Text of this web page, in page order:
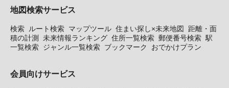
地図検索サービス
検索 ルート検索 マップツール 住まい探し×未来地図
距離・面
積の計測
未来情報ランキング 住所一覧検索 郵便番号検索 駅
一覧検索 ジャンル一覧検索 ブックマーク おでかけプラン
会員向けサービス